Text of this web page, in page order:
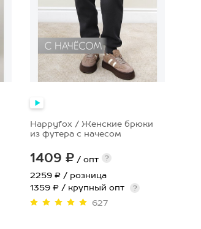
Happyfox / Женские брюки
из футера с начесом
1409 ₽ / опт ?
2259 ₽ / розница
1359 ₽ / крупный опт
?
627